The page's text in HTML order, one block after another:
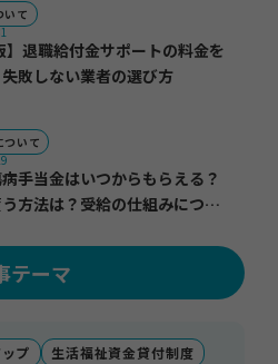
いて
】退職給付金サポートの料金を
敗しない業者の選び方
ついて
手当金はいつからもらえる？
方法は？受給の仕組みについ
テーマ
プ
生活福祉資金貸付制度